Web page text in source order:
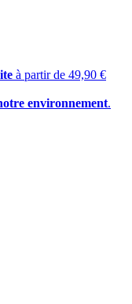
à partir de 49,90 €
environnement.